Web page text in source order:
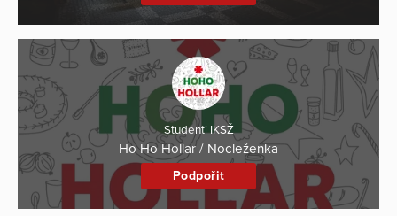
Studenti IKSŽ
Ho Ho Hollar / Nocleženka
Podpořit